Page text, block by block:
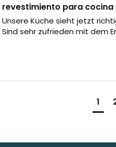
revestimiento para cocina
Unsere Küche sieht jetzt
Sind sehr zufrieden mit dem
1